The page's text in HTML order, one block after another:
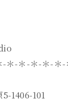
＊-＊-＊-＊-＊-
1406-101